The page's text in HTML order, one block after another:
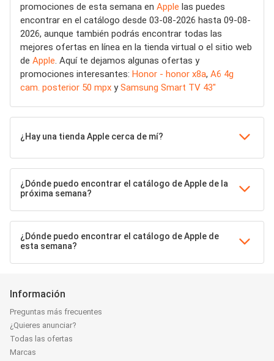
promociones de esta semana en Apple las puedes
encontrar en el catálogo desde 03-08-2026 hasta 09-08-
2026, aunque también podrás encontrar todas las
mejores ofertas en línea en la tienda virtual o el sitio web
de Apple. Aquí te dejamos algunas ofertas y
promociones interesantes: Honor - honor x8a, A6 4g
cam. posterior 50 mpx ySamsung Smart TV 43"
¿Hay una tienda Apple cerca de mí?
¿Dónde puedo encontrar el catálogo de Apple de la
próxima semana?
¿Dónde puedo encontrar el catálogo de Apple de
esta semana?
Información
Preguntas más frecuentes
¿Quieres anunciar?
Todas las ofertas
Marcas